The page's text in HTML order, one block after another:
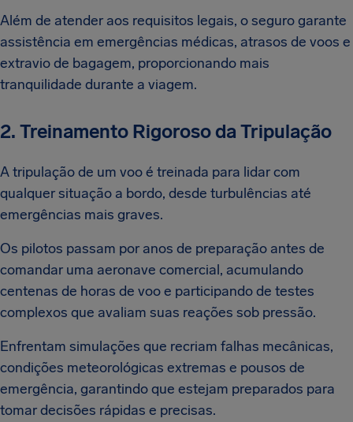
Além de atender aos requisitos legais, o seguro garante
assistência em emergências médicas, atrasos de voos e
extravio de bagagem, proporcionando mais
tranquilidade durante a viagem.
2. Treinamento Rigoroso da Tripulação
A tripulação de um voo é treinada para lidar com
qualquer situação a bordo, desde turbulências até
emergências mais graves.
Os pilotos passam por anos de preparação antes de
comandar uma aeronave comercial, acumulando
centenas de horas de voo e participando de testes
complexos que avaliam suas reações sob pressão.
Enfrentam simulações que recriam falhas mecânicas,
condições meteorológicas extremas e pousos de
emergência, garantindo que estejam preparados para
tomar decisões rápidas e precisas.